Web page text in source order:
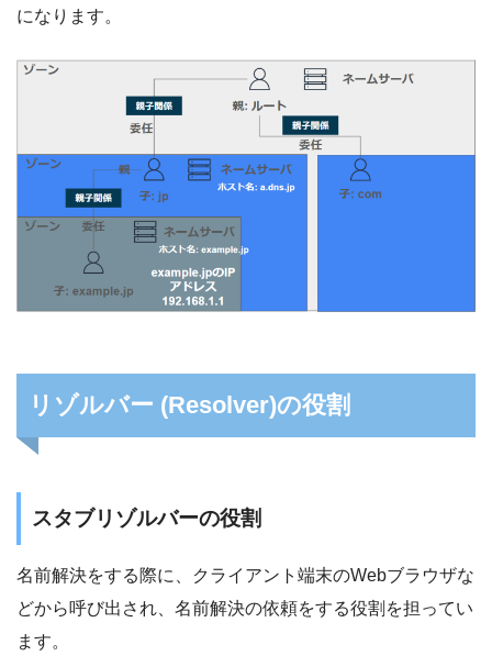
になります。
リゾルバー (Resolver)の役割
スタブリゾルバーの役割
名前解決をする際に、クライアント端末のWebブラウザな
どから呼び出され、名前解決の依頼をする役割を担ってい
ます。